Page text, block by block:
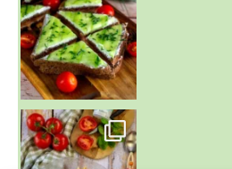
~ SALADE DE PÂTES AUX DEUX TOMATES THON ET BURRA